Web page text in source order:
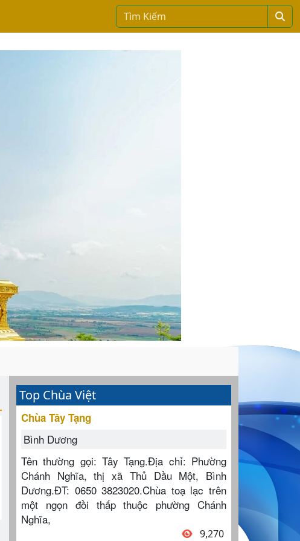
Top Chùa Việt
Chùa Tây Tạng
Bình Dương
Tên thường gọi: Tây Tạng.Địa chỉ: Phường
Chánh Nghĩa, thị xã Thủ Dầu Một, Bình
Dương.ĐT: 0650 3823020.Chùa toạ lạc trên
một ngọn đồi thấp thuộc phường Chánh
Nghĩa,
9,270